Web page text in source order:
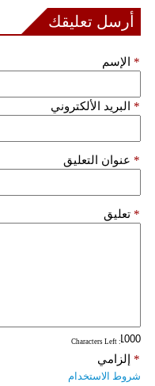
أرسل تعليقك
الإسم *
البريد الألكتروني *
عنوان التعليق *
تعليق *
: Characters Left
إلزامي *
شروط الاستخدام